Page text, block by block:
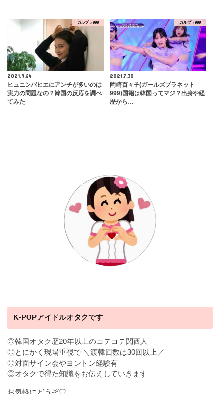
ガルプラ999
2021.9.24
ヒュニンバヒエにアンチが多いのは
実力の問題なの？韓国の反応を調べ
てみた！
ガルプラ999
2021.7.30
岡崎百々子(ガールズプラネット
999)国籍は韓国ってマジ？出身や経
歴から…
K-POPアイドルオタクです
◎韓国オタク歴20年以上のコテコテ関西人
◎とにかく現場重視で ＼渡韓回数は30回以上／
◎対面サイン会やヨントン経験有
◎オタクで得た知識をお伝えしていきます
お気軽にどうぞ♡